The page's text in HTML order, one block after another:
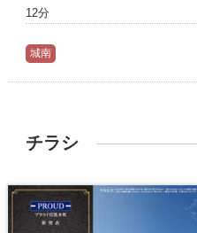
12分
城南
チラシ